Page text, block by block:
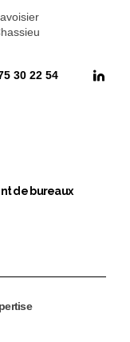
30 22 54
de bureaux